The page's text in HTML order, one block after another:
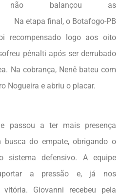
não balançou as
o Botafogo-PB
recompensado logo aos oito
pênalti após ser derrubado
Na cobrança, Nenê bateu com
Nogueira e abriu o placar.
passou a ter mais presença
busca do empate, obrigando o
sistema defensivo. A equipe
a pressão e, já nos
Giovanni recebeu pela